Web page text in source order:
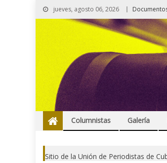
jueves, agosto 06, 2026
Columnistas Galería
Sitio de la Unión de Periodistas de